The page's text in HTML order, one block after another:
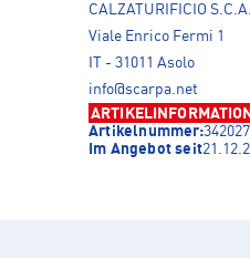
CALZATURIFICIO
Viale Enrico Fermi 1
IT - 31011 Asolo
info@scarpa.net
Artikelnummer:
Im Angebot seit